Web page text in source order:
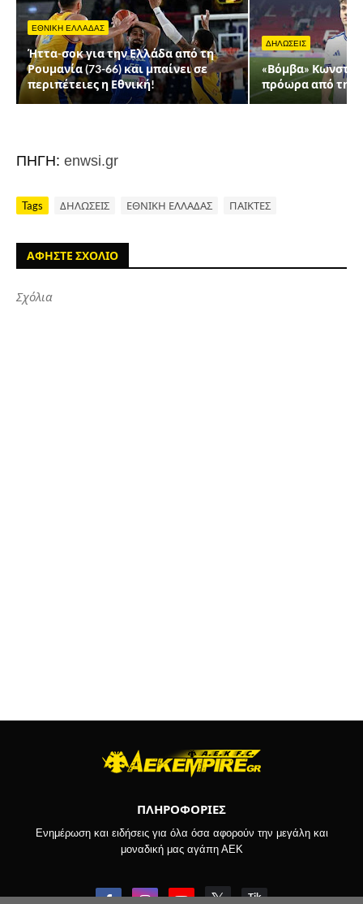
ΕΘΝΙΚΗ ΕΛΛΑΔΑΣ
Ήττα-σοκ για την Ελλάδα από τη
Ρουμανία (73-66) και μπαίνει σε
περιπέτειες η Εθνική!
ΔΗΛΩΣΕΙΣ
«Βόμβα»
πρόωρα από την
ΠΗΓΗ: enwsi.gr
Tags ΔΗΛΩΣΕΙΣ ΕΘΝΙΚΗ ΕΛΛΑΔΑΣ ΠΑΙΚΤΕΣ
ΑΦΗΣΤΕ ΣΧΟΛΙΟ
Σχόλια
ΠΛΗΡΟΦΟΡΙΕΣ
Ενημέρωση και ειδήσεις για όλα όσα αφορούν την μεγάλη και
μοναδική μας αγάπη ΑΕΚ